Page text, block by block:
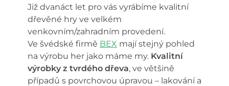
Již dvanáct let pro vás vyrábíme kvalitní
dřevěné hry ve velkém
venkovním/zahradním provedení.
Ve švédské firmě BEX mají stejný pohled
na výrobu her jako máme my. Kvalitní
výrobky z tvrdého dřeva, ve většině
případů s povrchovou úpravou – lakování a